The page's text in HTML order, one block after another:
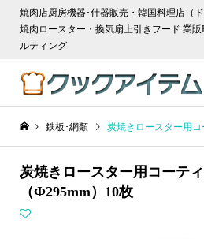
焼肉店厨房機器･什器販売・韓国料理店（
焼肉ロースター・換気扇上引きフード 業
ルティング
鉄板･網類 炭焼きロースター用コー
炭焼きロースター用コーテ
（Φ295mm）10枚